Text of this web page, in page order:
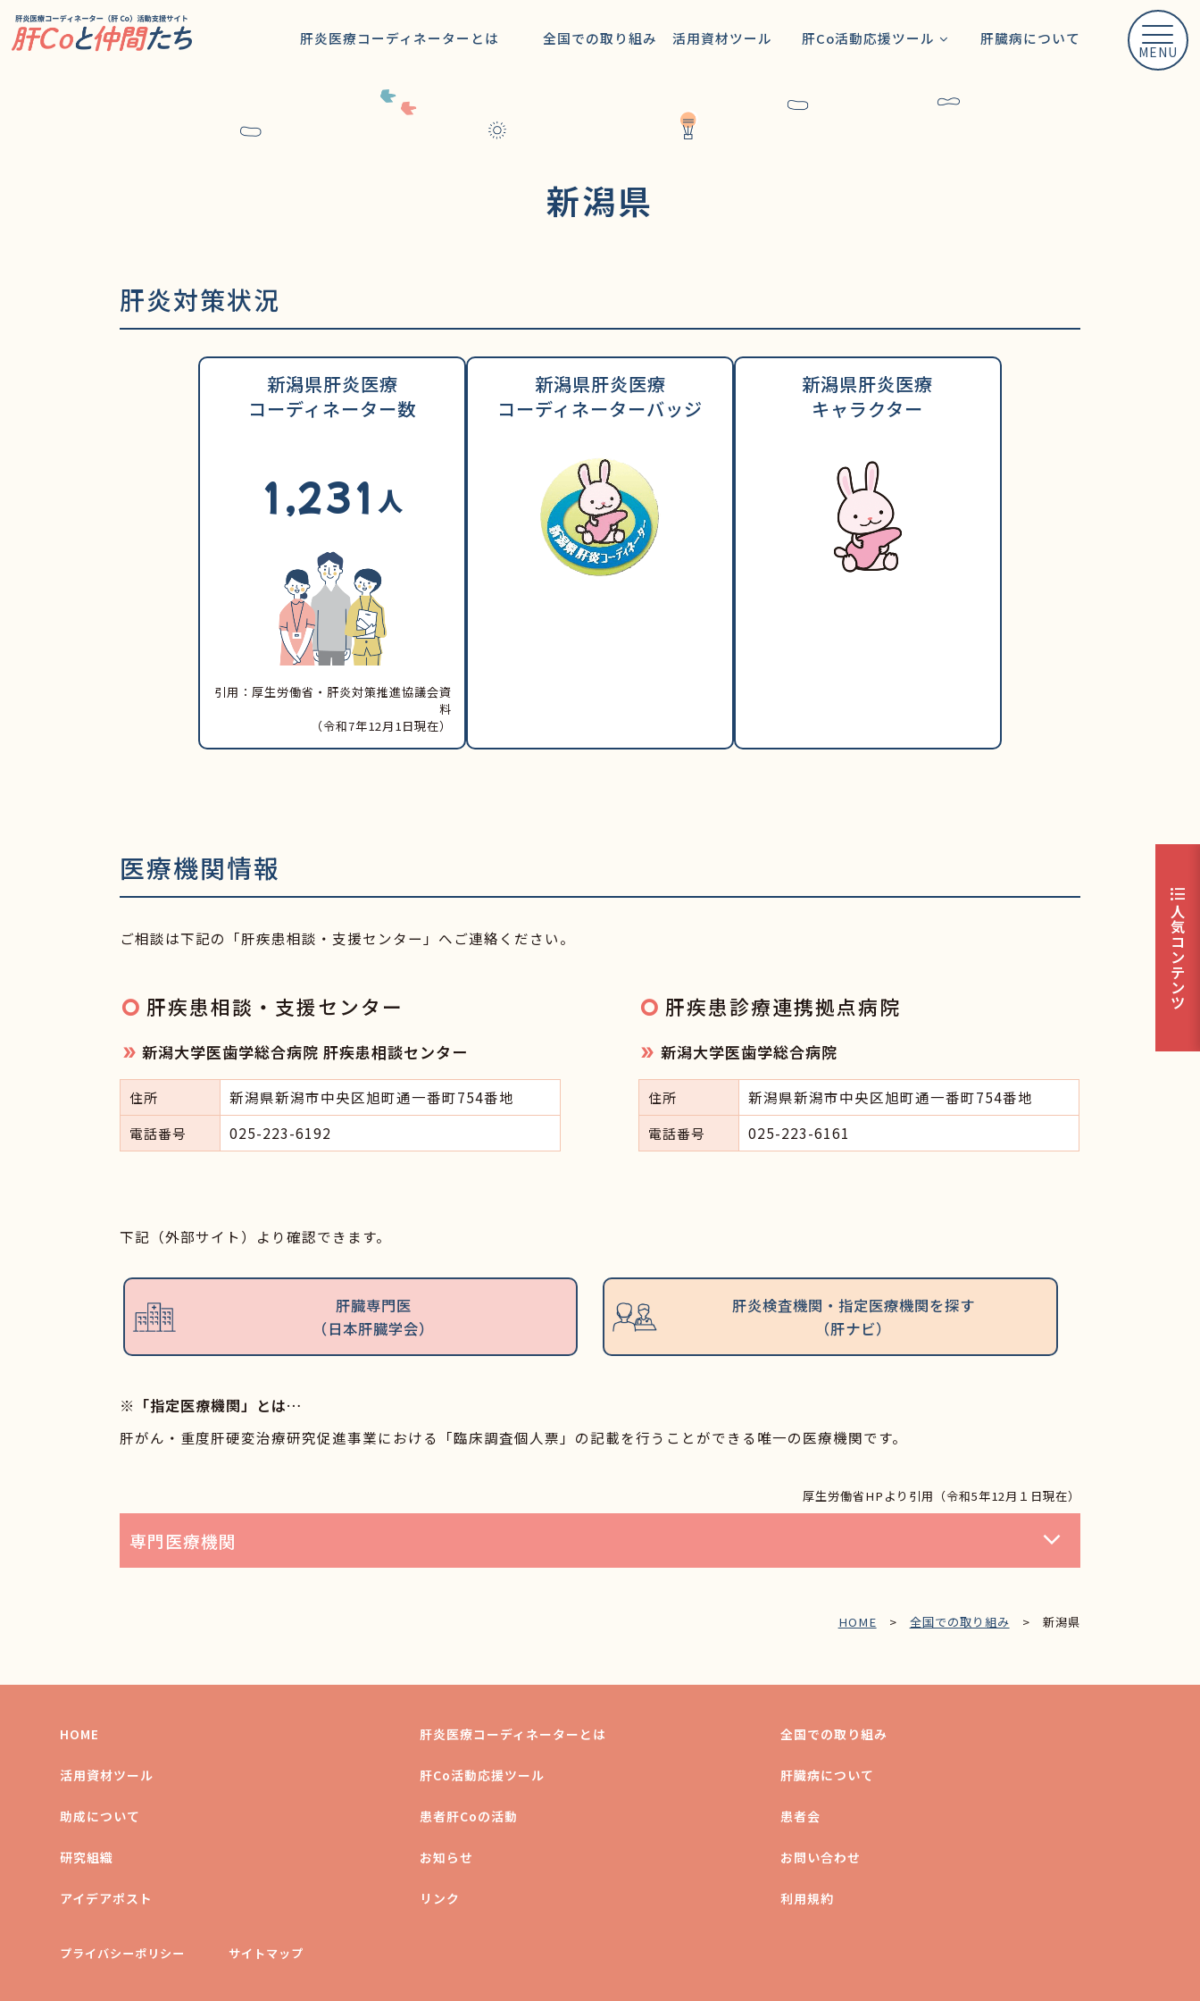
肝炎医療コーディネーターとは 全国での取り組み 活用資材ツール 肝Co活動応援ツール 肝臓病について
MENU
職種別活動ガイド
お役立ち情報
みんなのエキスパート肝Coストーリー
患者会
新潟県
肝炎対策状況
新潟県肝炎医療
コーディネーター数
1,231 人
引用：厚生労働省・肝炎対策推進協議会資
料
（令和7年12月1日現在）
新潟県肝炎医療
コーディネーターバッジ
新潟県肝炎医療
キャラクター
医療機関情報
ご相談は下記の「肝疾患相談・支援センター」へご連絡ください。
肝疾患相談・支援センター
新潟大学医歯学総合病院 肝疾患相談センター
住所 新潟県新潟市中央区旭町通一番町754番地
電話番号 025-223-6192
肝疾患診療連携拠点病院
新潟大学医歯学総合病院
住所 新潟県新潟市中央区旭町通一番町754番地
電話番号 025-223-6161
下記（外部サイト）より確認できます。
肝臓専門医
（日本肝臓学会）
肝炎検査機関・指定医療機関を探す
（肝ナビ）
※「指定医療機関」とは…
肝がん・重度肝硬変治療研究促進事業における「臨床調査個人票」の記載を行うことができる唯一の医療機関です。
厚生労働省HPより引用（令和5年12月１日現在）
専門医療機関
HOME > 全国での取り組み > 新潟県
HOME 肝炎医療コーディネーターとは 全国での取り組み
活用資材ツール 肝Co活動応援ツール 肝臓病について
助成について 患者肝Coの活動 患者会
研究組織 お知らせ お問い合わせ
アイデアポスト リンク 利用規約
プライバシーポリシー サイトマップ
format_list_bulleted
人
気
コ
ン
テ
ン
ツ